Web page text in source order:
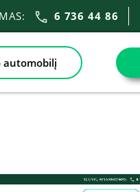
6 736 44 86
automobilį